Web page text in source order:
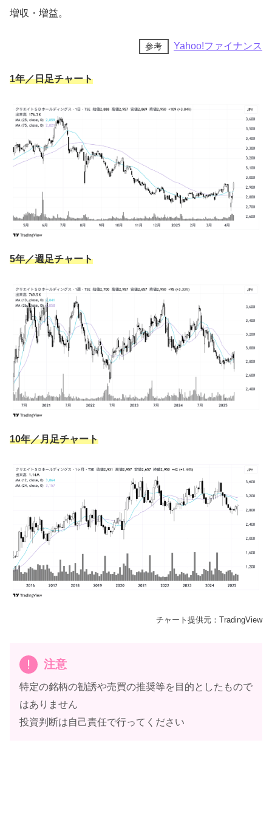
4,300円くらいのやーつ
( -`ω-)
〈平田牧場〉金華豚 焼肉用
豚肩ロース 焼肉用｜200g
豚バラ 焼肉用｜300g
増収・増益。
参考 Yahoo!ファイナンス
1年／日足チャート
5年／週足チャート
10年／月足チャート
チャート提供元：TradingView
注意
特定の銘柄の勧誘や売買の推奨等を目的としたもので
はありません
投資判断は自己責任で行ってください